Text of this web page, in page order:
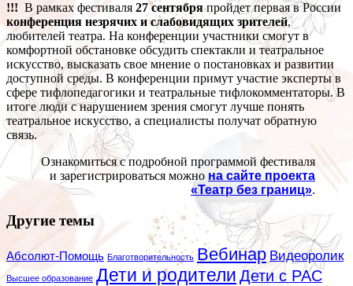
!!! В рамках фестиваля 27 сентябряпройдет первая в России
конференция незрячих и слабовидящих зрителей,
любителей театра. На конференции участники смогут в
комфортной обстановке обсудить спектакли и театральное
искусство, высказать свое мнение о постановках и развитии
доступной среды. В конференции примут участие эксперты в
сфере тифлопедагогики и театральные тифлокомментаторы. В
итоге люди с нарушением зрения смогут лучше понять
театральное искусство, а специалисты получат обратную
связь.
Ознакомиться с подробной программой фестиваля
и зарегистрироваться можно на сайте проекта
«Театр без границ».
Другие темы
Абсолют-Помощь Благотворительность Вебинар Видеоролик
Высшее образование Дети и родители Дети с РАС